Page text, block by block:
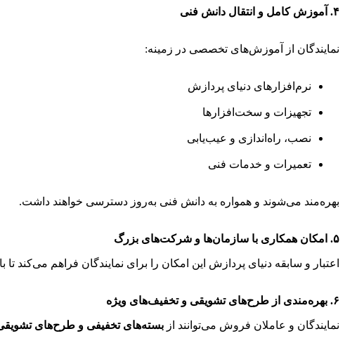
۴. آموزش کامل و انتقال دانش فنی
نمایندگان از آموزش‌های تخصصی در زمینه:
نرم‌افزارهای دنیای پردازش
تجهیزات و سخت‌افزارها
نصب، راه‌اندازی و عیب‌یابی
تعمیرات و خدمات فنی
بهره‌مند می‌شوند و همواره به دانش فنی به‌روز دسترسی خواهند داشت.
۵. امکان همکاری با سازمان‌ها و شرکت‌های بزرگ
اعتبار و سابقه دنیای پردازش این امکان را برای نمایندگان فراهم
۶. بهره‌مندی از طرح‌های تشویقی و تخفیف‌های ویژه
نمایندگان و عاملان فروش می‌توانند از بسته‌های تخفیفی و طرح‌های